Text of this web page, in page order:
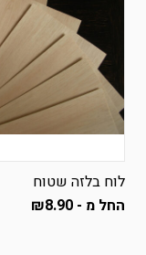
לוח בלזה שטוח
החל מ -
₪8.90